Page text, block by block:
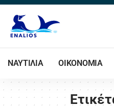
ΝΑΥΤΙΛΙΑ ΟΙΚΟΝΟΜΙΑ